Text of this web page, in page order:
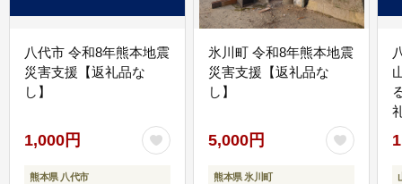
八代市 令和8年熊本地震
災害支援【返礼品な
し】
1,000円
熊本県 八代市
氷川町 令和8年熊本地震
災害支援【返礼品な
し】
5,000円
熊本県 氷川町